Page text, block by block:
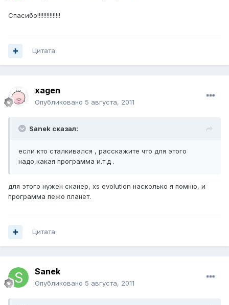
Спасибо!!!!!!!!!!!!!!!
Цитата
xagen
Опубликовано 5 августа, 2011
Sanek сказал:
если кто сталкивался , расскажите что для этого
надо,какая программа и.т.д .
для этого нужен сканер, xs evolution насколько я помню, и
программа пежо планет.
Цитата
Sanek
Опубликовано 5 августа, 2011